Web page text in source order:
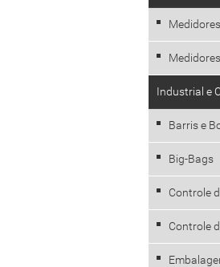
Industrial e
Barris e
Big-Bags
Controle
Controle